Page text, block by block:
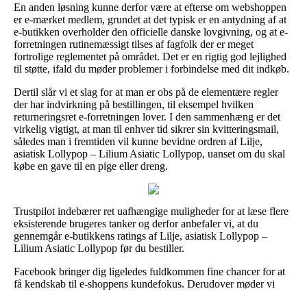
En anden løsning kunne derfor være at efterse om webshoppen
er e-mærket medlem, grundet at det typisk er en antydning af at
e-butikken overholder den officielle danske lovgivning, og at e-
forretningen rutinemæssigt tilses af fagfolk der er meget
fortrolige reglementet på området. Det er en rigtig god lejlighed
til støtte, ifald du møder problemer i forbindelse med dit indkøb.
Dertil slår vi et slag for at man er obs på de elementære regler
der har indvirkning på bestillingen, til eksempel hvilken
returneringsret e-forretningen lover. I den sammenhæng er det
virkelig vigtigt, at man til enhver tid sikrer sin kvitteringsmail,
således man i fremtiden vil kunne bevidne ordren af Lilje,
asiatisk Lollypop – Lilium Asiatic Lollypop, uanset om du skal
købe en gave til en pige eller dreng.
Trustpilot indebærer ret uafhængige muligheder for at læse flere
eksisterende brugeres tanker og derfor anbefaler vi, at du
gennemgår e-butikkens ratings af Lilje, asiatisk Lollypop –
Lilium Asiatic Lollypop før du bestiller.
Facebook bringer dig ligeledes fuldkommen fine chancer for at
få kendskab til e-shoppens kundefokus. Derudover møder vi